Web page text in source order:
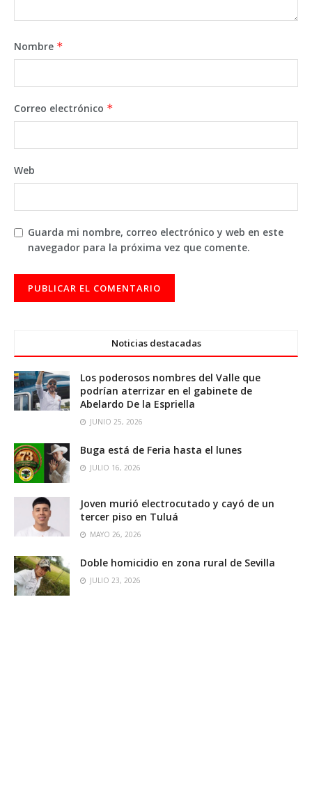
Nombre *
Correo electrónico *
Web
Guarda mi nombre, correo electrónico y web en este
navegador para la próxima vez que comente.
Noticias destacadas
Los poderosos nombres del Valle que
podrían aterrizar en el gabinete de
Abelardo De la Espriella
JUNIO 25, 2026
Buga está de Feria hasta el lunes
JULIO 16, 2026
Joven murió electrocutado y cayó de un
tercer piso en Tuluá
MAYO 26, 2026
Doble homicidio en zona rural de Sevilla
JULIO 23, 2026